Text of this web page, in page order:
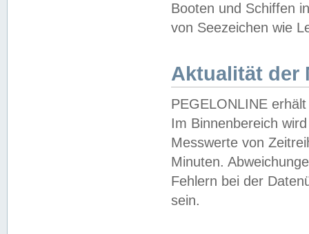
Booten und Schiffen
von Seezeichen wie
Aktualität der
PEGELONLINE
Im Binnenbereich
Messwerte von
Minuten.
Fehlern bei der
sein.